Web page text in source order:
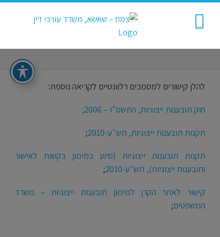
Skip
להלן קישורים למסמכים רלוונטיים לקריאה נוספת:
חוק תובענות ייצוגיות, התשס"ו – 2006;
תקנות תובענות ייצוגיות, תש"ע-2010 ;
תקנות תובענות ייצוגיות (סיוע במימון בקשות לאישור
ותובענות ייצוגיות), תש"ע-2010
;
קישור לאתר הקרן למימון תובענות ייצוגיות – משרד
המשפטים;